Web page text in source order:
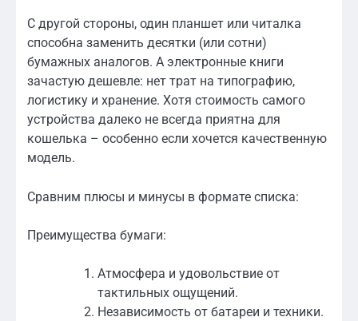
С другой стороны, один планшет или читалка
способна заменить десятки (или сотни)
бумажных аналогов. А электронные книги
зачастую дешевле: нет трат на типографию,
логистику и хранение. Хотя стоимость самого
устройства далеко не всегда приятна для
кошелька – особенно если хочется качественную
модель.
Сравним плюсы и минусы в формате списка:
Преимущества бумаги:
Атмосфера и удовольствие от
тактильных ощущений.
Независимость от батареи и техники.